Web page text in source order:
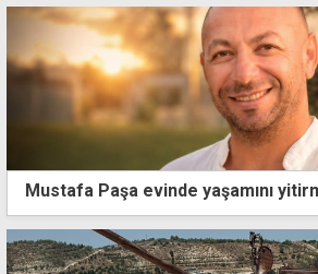
Mustafa Paşa evinde yaşamını